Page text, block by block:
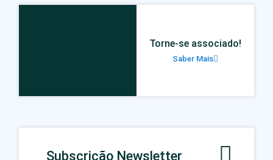
Torne-se associado!
Saber Mais
Subscrição Newsletter